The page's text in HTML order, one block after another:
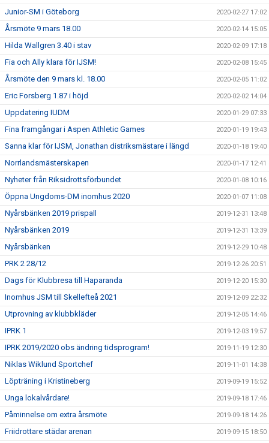
Junior-SM i Göteborg 2020-02-27 17:02
Årsmöte 9 mars 18.00 2020-02-14 15:05
Hilda Wallgren 3.40 i stav 2020-02-09 17:18
Fia och Ally klara för IJSM! 2020-02-08 15:45
Årsmöte den 9 mars kl. 18.00 2020-02-05 11:02
Eric Forsberg 1.87 i höjd 2020-02-02 14:04
Uppdatering IUDM 2020-01-29 07:33
Fina framgångar i Aspen Athletic Games 2020-01-19 19:43
Sanna klar för IJSM, Jonathan distriksmästare i längd 2020-01-18 19:40
Norrlandsmästerskapen 2020-01-17 12:41
Nyheter från Riksidrottsförbundet 2020-01-08 10:16
Öppna Ungdoms-DM inomhus 2020 2020-01-07 11:08
Nyårsbänken 2019 prispall 2019-12-31 13:48
Nyårsbänken 2019 2019-12-31 13:39
Nyårsbänken 2019-12-29 10:48
PRK 2 28/12 2019-12-26 20:51
Dags för Klubbresa till Haparanda 2019-12-20 15:30
Inomhus JSM till Skellefteå 2021 2019-12-09 22:32
Utprovning av klubbkläder 2019-12-05 14:46
IPRK 1 2019-12-03 19:57
IPRK 2019/2020 obs ändring tidsprogram! 2019-11-19 12:30
Niklas Wiklund Sportchef 2019-11-01 14:38
Löpträning i Kristineberg 2019-09-19 15:52
Unga lokalvårdare! 2019-09-18 17:46
Påminnelse om extra årsmöte 2019-09-18 14:26
Friidrottare städar arenan 2019-09-15 18:50